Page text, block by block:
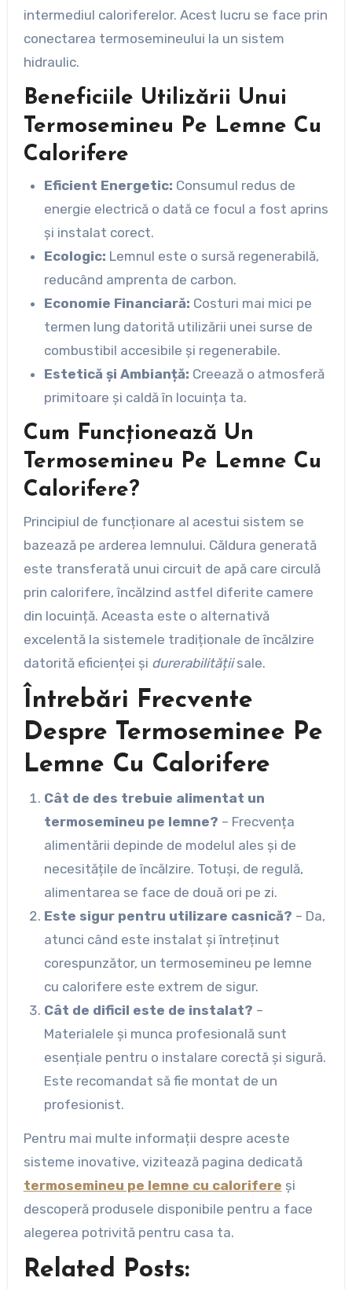
intermediul caloriferelor. Acest lucru se face prin
conectarea termosemineului la un sistem
hidraulic.
Beneficiile Utilizării Unui
Termosemineu Pe Lemne Cu
Calorifere
Eficient Energetic: Consumul redus de
energie electrică o dată ce focul a fost aprins
și instalat corect.
Ecologic: Lemnul este o sursă regenerabilă,
reducând amprenta de carbon.
Economie Financiară: Costuri mai mici pe
termen lung datorită utilizării unei surse de
combustibil accesibile și regenerabile.
Estetică și Ambianță: Creează o atmosferă
primitoare și caldă în locuința ta.
Cum Funcționează Un
Termosemineu Pe Lemne Cu
Calorifere?
Principiul de funcționare al acestui sistem se
bazează pe arderea lemnului. Căldura generată
este transferată unui circuit de apă care circulă
prin calorifere, încălzind astfel diferite camere
din locuință. Aceasta este o alternativă
excelentă la sistemele tradiționale de încălzire
datorită eficienței și durerabilitățiisale.
Întrebări Frecvente
Despre Termoseminee Pe
Lemne Cu Calorifere
Cât de des trebuie alimentat un
termosemineu pe lemne? – Frecvența
alimentării depinde de modelul ales și de
necesitățile de încălzire. Totuși, de regulă,
alimentarea se face de două ori pe zi.
Este sigur pentru utilizare casnică? – Da,
atunci când este instalat și întreținut
corespunzător, un termosemineu pe lemne
cu calorifere este extrem de sigur.
Cât de dificil este de instalat? –
Materialele și munca profesională sunt
esențiale pentru o instalare corectă și sigură.
Este recomandat să fie montat de un
profesionist.
Pentru mai multe informații despre aceste
sisteme inovative, vizitează pagina dedicată
termosemineu pe lemne cu calorifere și
descoperă produsele disponibile pentru a face
alegerea potrivită pentru casa ta.
Related Posts: